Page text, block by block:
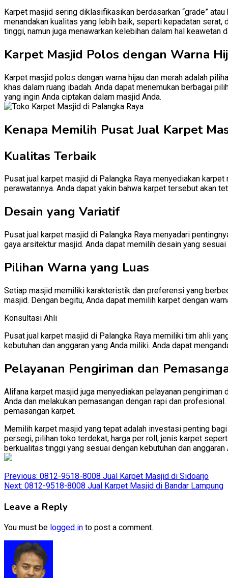
Karpet masjid sering diklasifikasikan berdasarkan “grade”
menandakan kualitas yang lebih baik, seperti kepadatan
tinggi, namun juga menawarkan kelebihan dalam hal keawetan
Karpet Masjid Polos dengan Warna
Karpet masjid polos dengan warna hijau dan merah adalah
khas dalam ruang ibadah. Anda dapat menemukan berbagai
yang ingin Anda ciptakan dalam masjid Anda.
Kenapa Memilih Pusat Jual Karpet
Kualitas Terbaik
Pusat jual karpet masjid di Palangka Raya menyediakan
perawatannya. Anda dapat yakin bahwa karpet tersebut akan
Desain yang Variatif
Pusat jual karpet masjid di Palangka Raya menyadari
gaya arsitektur masjid. Anda dapat memilih desain yang
Pilihan Warna yang Luas
Setiap masjid memiliki karakteristik dan preferensi yang
masjid. Dengan begitu, Anda dapat memilih karpet dengan
Konsultasi Ahli
Pusat jual karpet masjid di Palangka Raya memiliki tim ahli
kebutuhan dan anggaran yang Anda miliki. Anda dapat
Pelayanan Pengiriman dan
Alifana karpet masjid juga menyediakan pelayanan pengiriman
Anda dan melakukan pemasangan dengan rapi dan
pemasangan karpet.
Memilih karpet masjid yang tepat adalah investasi penting
persegi, pilihan toko terdekat, harga per roll, jenis karpet
berkualitas tinggi yang sesuai dengan kebutuhan dan
Post
navigation
Previous: 0812-9518-8008 Jual Karpet Masjid di Sidoarjo
Next: 0812-9518-8008 Jual Karpet Masjid di Bandar Lampung
Leave a Reply
You must be logged in to post a comment.